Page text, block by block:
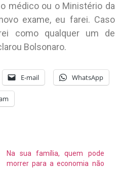
o médico ou o Ministério da
exame, eu farei. Caso
como qualquer um de
Bolsonaro.
E-mail WhatsApp
Na sua família, quem pode
morrer para a economia não